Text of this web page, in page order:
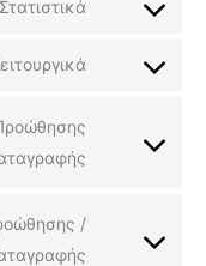
Στατιστικά
/